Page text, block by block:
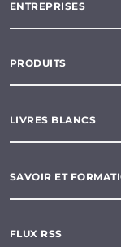
ENTREPRISES
PRODUITS
LIVRES BLANCS
SAVOIR ET
FLUX RSS